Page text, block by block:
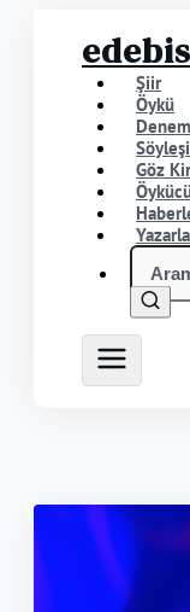
Şiir
Öykü
Söyleşi
Göz